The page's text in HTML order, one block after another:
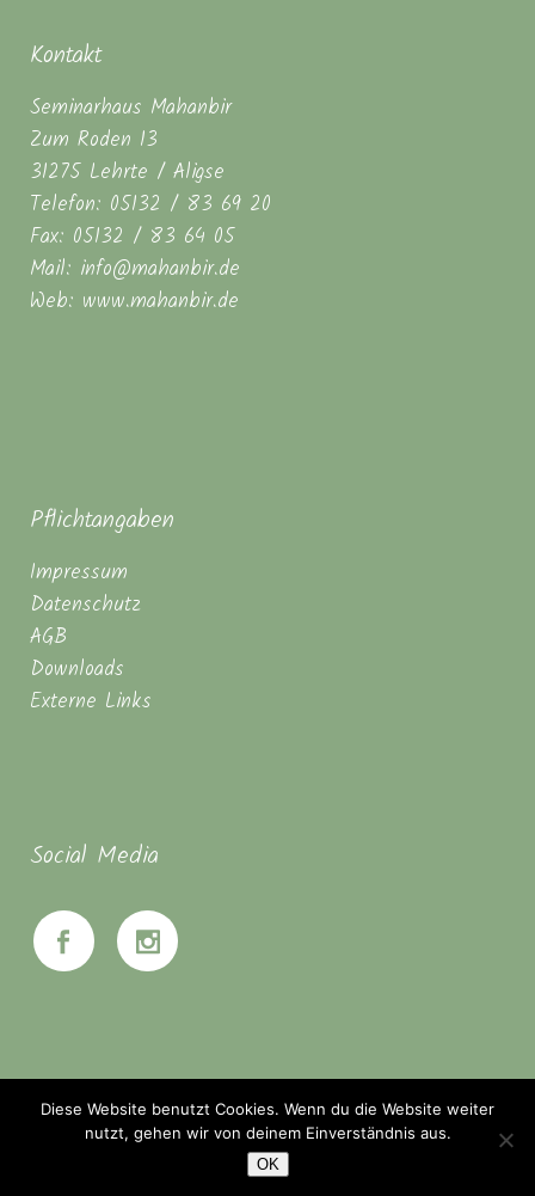
Kontakt
Seminarhaus Mahanbir
Zum Roden 13
31275 Lehrte / Aligse
Telefon: 05132 / 83 69 20
Fax: 05132 / 83 64 05
Mail: info@mahanbir.de
Web: www.mahanbir.de
Pflichtangaben
Impressum
Datenschutz
AGB
Downloads
Externe Links
Social Media
© Seminarhaus Mahanbir - Zwischen Hannover & Braunschweig
Diese Website benutzt Cookies. Wenn du die Website weiter
nutzt, gehen wir von deinem Einverständnis aus.
OK